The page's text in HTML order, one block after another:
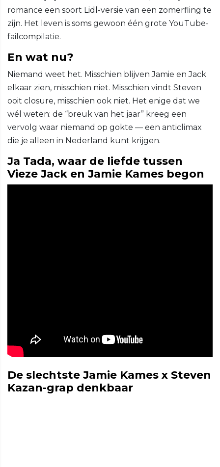
romance een soort Lidl-versie van een zomerfling te
zijn. Het leven is soms gewoon één grote YouTube-
failcompilatie.
En wat nu?
Niemand weet het. Misschien blijven Jamie en Jack
elkaar zien, misschien niet. Misschien vindt Steven
ooit closure, misschien ook niet. Het enige dat we
wél weten: de “breuk van het jaar” kreeg een
vervolg waar niemand op gokte — een anticlimax
die je alleen in Nederland kunt krijgen.
Ja Tada, waar de liefde tussen
Vieze Jack en Jamie Kames begon
De slechtste Jamie Kames x Steven
Kazan-grap denkbaar